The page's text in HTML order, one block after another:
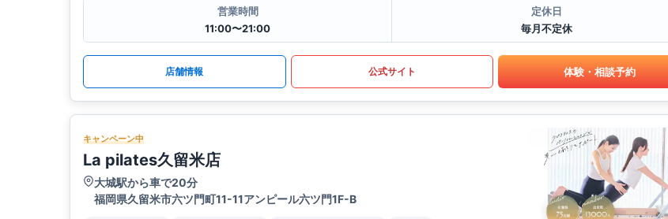
営業時間
11:00〜21:00
定休日
毎月不定休
店舗情報 公式サイト 体験・相談予約
キャンペーン中
La pilates久留米店
大城駅から車で20分
福岡県久留米市六ツ門町11-11アンピール六ツ門1F-B